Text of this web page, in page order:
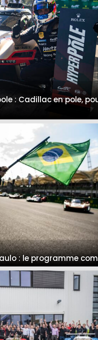
: Cadillac en pole,
: le programme